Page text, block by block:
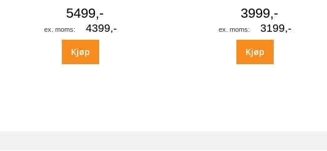
5499,-
4399,-
Kjøp
3999,-
3199,-
Kjøp